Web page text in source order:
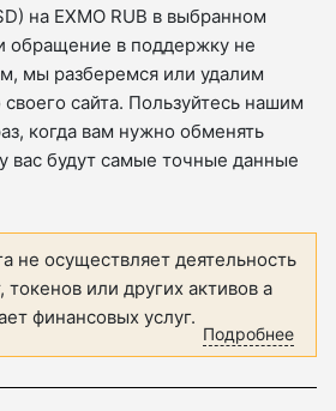
на EXMO RUB в выбранном
обращение в поддержку не
мы разберемся или удалим
сайта. Пользуйтесь нашим
когда вам нужно обменять
вас будут самые точные данные
не осуществляет деятельность
или других активов а
финансовых услуг.
Подробнее